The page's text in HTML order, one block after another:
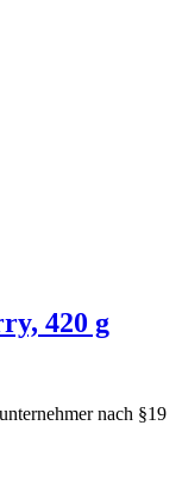
420 g
nach §19